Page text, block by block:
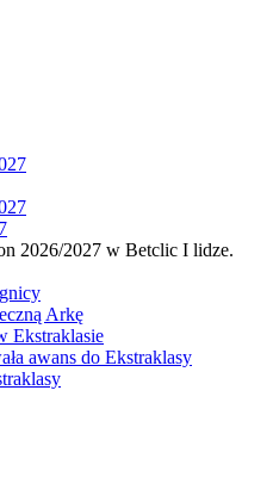
2026/2027 w Betclic I lidze.
Arkę
Ekstraklasie
awans do Ekstraklasy